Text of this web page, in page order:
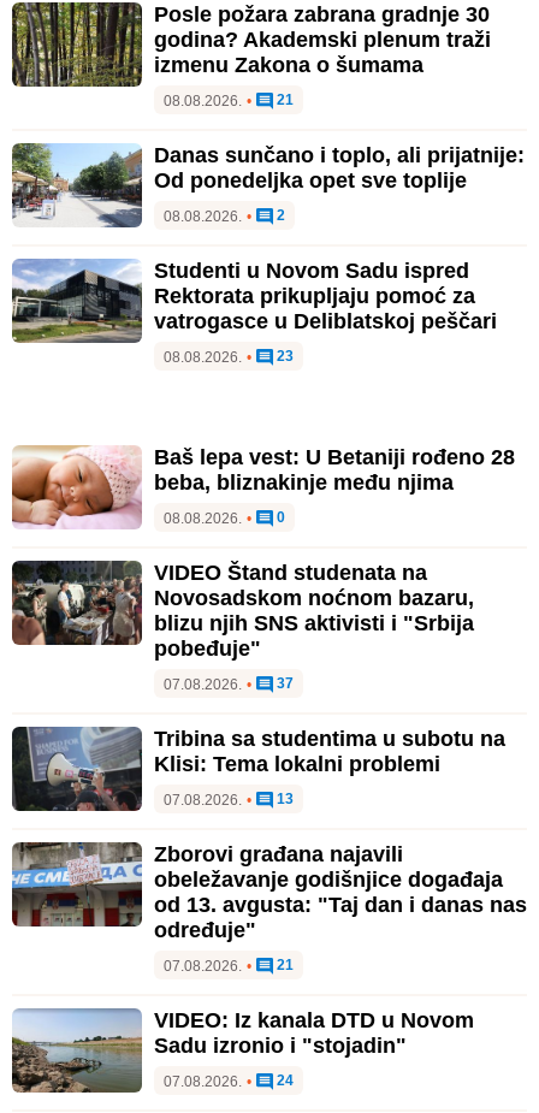
Posle požara zabrana gradnje 30
godina? Akademski plenum traži
izmenu Zakona o šumama
08.08.2026. • 21
Danas sunčano i toplo, ali prijatnije:
Od ponedeljka opet sve toplije
08.08.2026. • 2
Studenti u Novom Sadu ispred
Rektorata prikupljaju pomoć za
vatrogasce u Deliblatskoj peščari
08.08.2026. • 23
Baš lepa vest: U Betaniji rođeno 28
beba, bliznakinje među njima
08.08.2026. • 0
VIDEO Štand studenata na
Novosadskom noćnom bazaru,
blizu njih SNS aktivisti i "Srbija
pobeđuje"
07.08.2026. • 37
Tribina sa studentima u subotu na
Klisi: Tema lokalni problemi
07.08.2026. • 13
Zborovi građana najavili
obeležavanje godišnjice događaja
od 13. avgusta: "Taj dan i danas nas
određuje"
07.08.2026. • 21
VIDEO: Iz kanala DTD u Novom
Sadu izronio i "stojadin"
07.08.2026. • 24